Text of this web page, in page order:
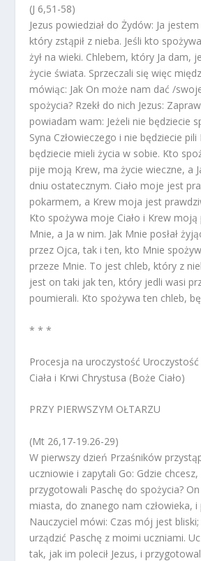
(J 6,51-58)
Jezus powiedział do Żydów: Ja
który zstąpił z nieba. Jeśli kto
żył na wieki. Chlebem, który Ja dam,
życie świata. Sprzeczali się więc
mówiąc: Jak On może nam dać /
spożycia? Rzekł do nich Jezus:
powiadam wam: Jeżeli nie będziecie
Syna Człowieczego i nie będziecie pili
będziecie mieli życia w sobie. Kto
pije moją Krew, ma życie wieczne, a
dniu ostatecznym. Ciało moje jest
pokarmem, a Krew moja jest
Kto spożywa moje Ciało i Krew
Mnie, a Ja w nim. Jak Mnie posłał
przez Ojca, tak i ten, kto Mnie
przeze Mnie. To jest chleb, który z
jest on taki jak ten, który jedli wasi
poumierali. Kto spożywa ten chleb,
* * *
Procesja na uroczystość
Ciała i Krwi Chrystusa (Boże Ciało)
PRZY PIERWSZYM OŁTARZU
(Mt 26,17-19.26-29)
W pierwszy dzień Przaśników
uczniowie i zapytali Go: Gdzie chcesz,
przygotowali Paschę do spożycia?
miasta, do znanego nam człowieka,
Nauczyciel mówi: Czas mój jest
urządzić Paschę z moimi uczniami.
tak, jak im polecił Jezus, i